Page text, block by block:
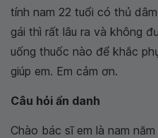
tính nam 22 tuổi có thủ
gái thì rất lâu ra và không
uống thuốc nào để khắc
giúp em. Em cảm ơn.
Câu hỏi ẩn danh
Chào bác sĩ em là nam